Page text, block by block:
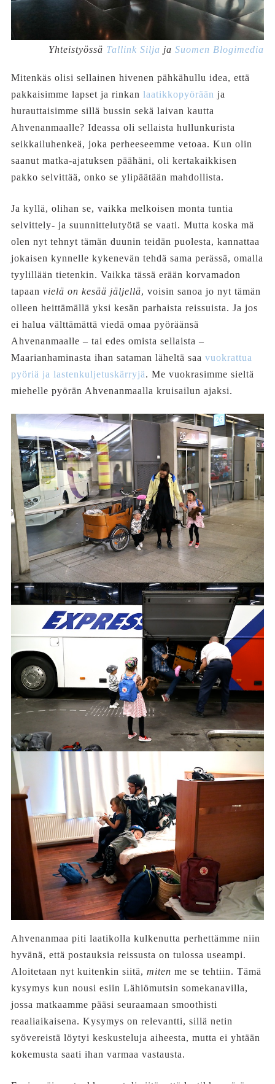
Yhteistyössä Tallink Silja jaSuomen Blogimedia
Mitenkäs olisi sellainen hivenen pähkähullu idea, että
pakkaisimme lapset ja rinkan laatikkopyörään ja
hurauttaisimme sillä bussin sekä laivan kautta
Ahvenanmaalle? Ideassa oli sellaista hullunkurista
seikkailuhenkeä, joka perheeseemme vetoaa. Kun olin
saanut matka-ajatuksen päähäni, oli kertakaikkisen
pakko selvittää, onko se ylipäätään mahdollista.
Ja kyllä, olihan se, vaikka melkoisen monta tuntia
selvittely- ja suunnittelutyötä se vaati. Mutta koska mä
olen nyt tehnyt tämän duunin teidän puolesta, kannattaa
jokaisen kynnelle kykenevän tehdä sama perässä, omalla
tyylillään tietenkin. Vaikka tässä erään korvamadon
tapaan vielä on kesää jäljellä, voisin sanoa jo nyt tämän
olleen heittämällä yksi kesän parhaista reissuista. Ja jos
ei halua välttämättä viedä omaa pyöräänsä
Ahvenanmaalle – tai edes omista sellaista –
Maarianhaminasta ihan sataman läheltä saa vuokrattua
pyöriä ja lastenkuljetuskärryjä. Me vuokrasimme sieltä
miehelle pyörän Ahvenanmaalla kruisailun ajaksi.
Ahvenanmaa piti laatikolla kulkenutta perhettämme niin
hyvänä, että postauksia reissusta on tulossa useampi.
Aloitetaan nyt kuitenkin siitä, miten me se tehtiin. Tämä
kysymys kun nousi esiin Lähiömutsin somekanavilla,
jossa matkaamme pääsi seuraamaan smoothisti
reaaliaikaisena. Kysymys on relevantti, sillä netin
syövereistä löytyi keskusteluja aiheesta, mutta ei yhtään
kokemusta saati ihan varmaa vastausta.